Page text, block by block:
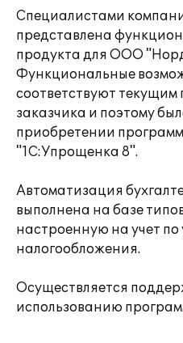
Специалистами
представлена
продукта для ООО
Функциональные
соответствуют текущим
заказчика и поэтому
приобретении
"1С:Упрощенка 8".
Автоматизация
выполнена на базе
настроенную на учет
налогообложения.
Осуществляется
использованию